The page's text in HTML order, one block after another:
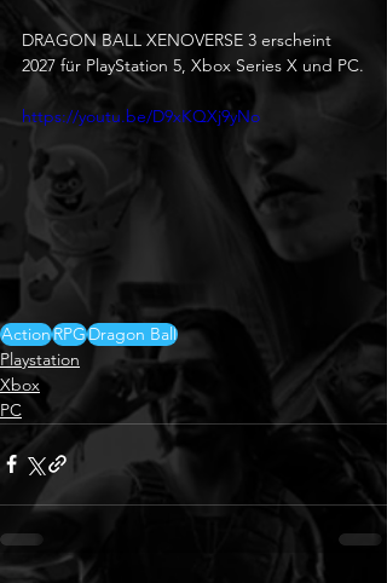
DRAGON BALL XENOVERSE 3 erscheint
2027 für PlayStation 5, Xbox Series X und PC.
https://youtu.be/D9xKQXj9yNo
ActionRPGDragon Ball
Playstation
Xbox
PC